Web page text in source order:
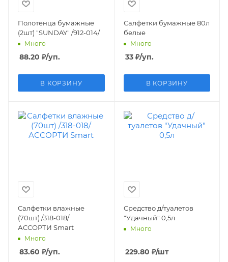
Полотенца бумажные
(2шт) "SUNDAY" /912-014/
Много
88.20 ₽/уп.
В КОРЗИНУ
Салфетки бумажные 80л
белые
Много
33₽/уп.
В КОРЗИНУ
Салфетки влажные
(70шт) /318-018/
АССОРТИ Smart
Много
83.60 ₽/уп.
Средство д/туалетов
"Удачный" 0,5л
Много
229.80 ₽/шт